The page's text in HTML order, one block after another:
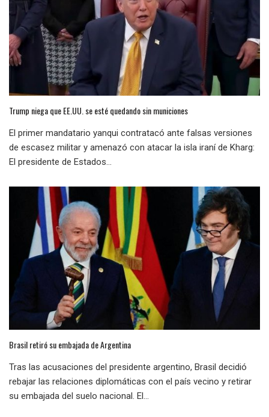
Trump niega que EE.UU. se esté quedando sin municiones
El primer mandatario yanqui contratacó ante falsas versiones
de escasez militar y amenazó con atacar la isla iraní de Kharg:
El presidente de Estados...
Brasil retiró su embajada de Argentina
Tras las acusaciones del presidente argentino, Brasil decidió
rebajar las relaciones diplomáticas con el país vecino y retirar
su embajada del suelo nacional. El...